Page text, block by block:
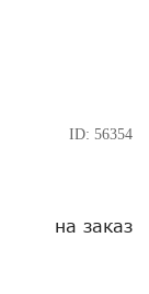
ID: 56354
на заказ